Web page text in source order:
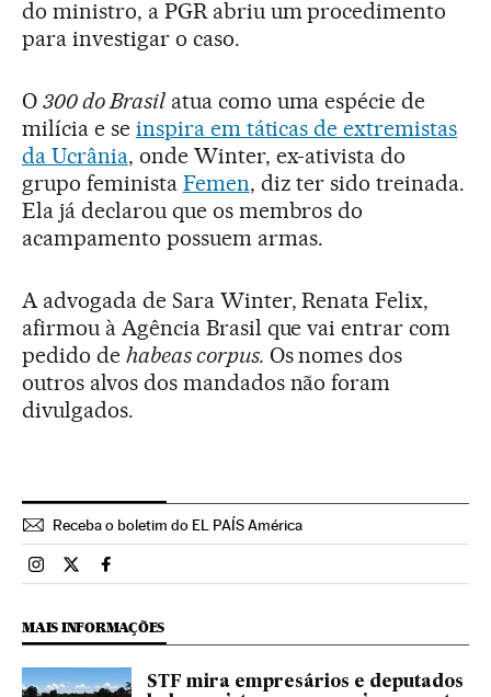
do ministro, a PGR abriu um procedimento
para investigar o caso.
O 300 do Brasilatua como uma espécie de
milícia e se inspira em táticas de extremistas
da Ucrânia, onde Winter, ex-ativista do
grupo feminista Femen, diz ter sido treinada.
Ela já declarou que os membros do
acampamento possuem armas.
A advogada de Sara Winter, Renata Felix,
afirmou à Agência Brasil que vai entrar com
pedido de habeas corpus. Os nomes dos
outros alvos dos mandados não foram
divulgados.
Receba o boletim do EL PAÍS América
Brasil El País Brasil en Instagram
Brasil El País Brasil en Twitter
Brasil El País Brasil en Facebook
MAIS INFORMAÇÕES
STF mira empresários e deputados